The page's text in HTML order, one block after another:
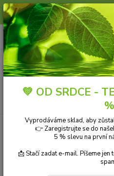
Slunce, koupání a horko dávají
přírodní
CZK
+420 606 912 887
9-18:00 hod.
Tabulka velikostí a prací
Tabulka
- Dámské krátké
💚 OD SRDCE -
%
Vyprodáváme sklad, aby
👉 Zaregistrujte se do
5 % slevu na první
📩 Stačí zadat e-mail. Píšeme